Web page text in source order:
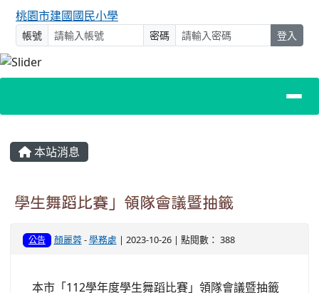
桃園市建國國民小學
帳號 密碼 登入
主內容區域
本站消息
學生舞蹈比賽」領隊會議暨抽籤
公告 顏麗蓉-學務處 | 2023-10-26 | 點閱數： 388
本市「112學年度學生舞蹈比賽」領隊會議暨抽籤